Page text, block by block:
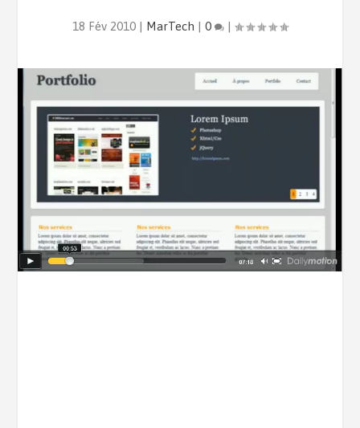
18 Fév 2010 | MarTech | 0 |